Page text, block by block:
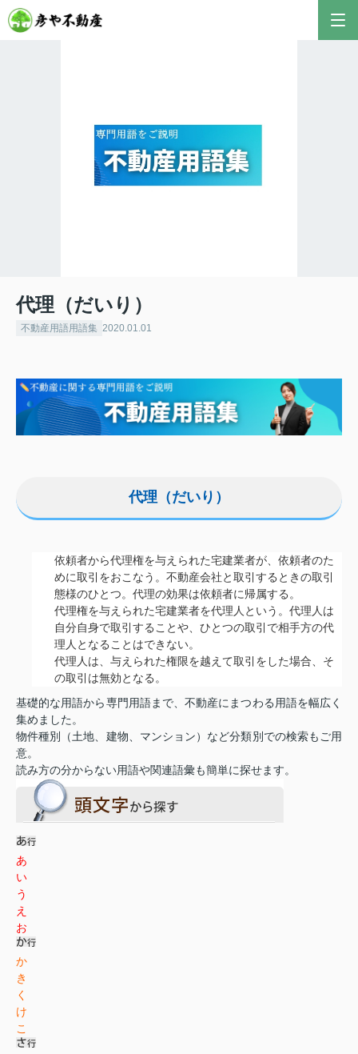
代理（だいり）
不動産用語用語集 2020.01.01
代理（だいり）
依頼者から代理権を与えられた宅建業者が、依頼者のた
めに取引をおこなう。不動産会社と取引するときの取引
態様のひとつ。代理の効果は依頼者に帰属する。
代理権を与えられた宅建業者を代理人という。代理人は
自分自身で取引することや、ひとつの取引で相手方の代
理人となることはできない。
代理人は、与えられた権限を越えて取引をした場合、そ
の取引は無効となる。
基礎的な用語から専門用語まで、不動産にまつわる用語を幅広く
集めました。
物件種別（土地、建物、マンション）など分類別での検索もご用
意。
読み方の分からない用語や関連語彙も簡単に探せます。
あ
い
う
え
お
か
き
く
け
こ
おすすめ不動産AIコンテンツとして、膨大なデータ
から最適なご提案を導き出します✨
不動産の売却や購入など、何でもお気軽にご相談く